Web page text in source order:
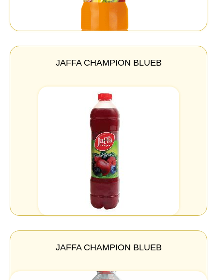
JAFFA CHAMPION BLUEB
JAFFA CHAMPION BLUEB